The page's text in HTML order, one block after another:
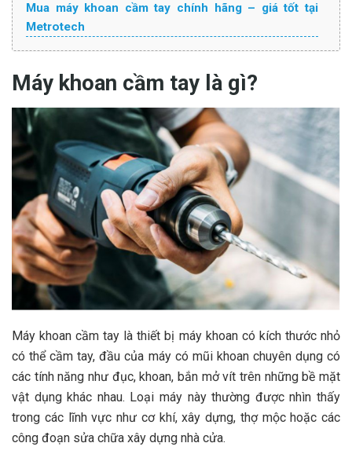
Mua máy khoan cầm tay chính hãng – giá tốt tại
Metrotech
Máy khoan cầm tay là gì?
Máy khoan cầm tay là thiết bị máy khoan có kích thước nhỏ
có thể cầm tay, đầu của máy có mũi khoan chuyên dụng có
các tính năng như đục, khoan, bắn mở vít trên những bề mặt
vật dụng khác nhau. Loại máy này thường được nhìn thấy
trong các lĩnh vực như cơ khí, xây dựng, thợ mộc hoặc các
công đoạn sửa chữa xây dựng nhà cửa.